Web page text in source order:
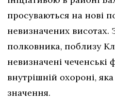
просуваються на нові
невизначених висотах.
полковника, поблизу
невизначені чеченські
внутрішній охороні,
значення.